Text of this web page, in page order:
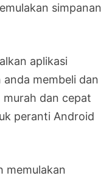
simpanan
aplikasi
membeli dan
murah dan cepat
peranti Android
memulakan